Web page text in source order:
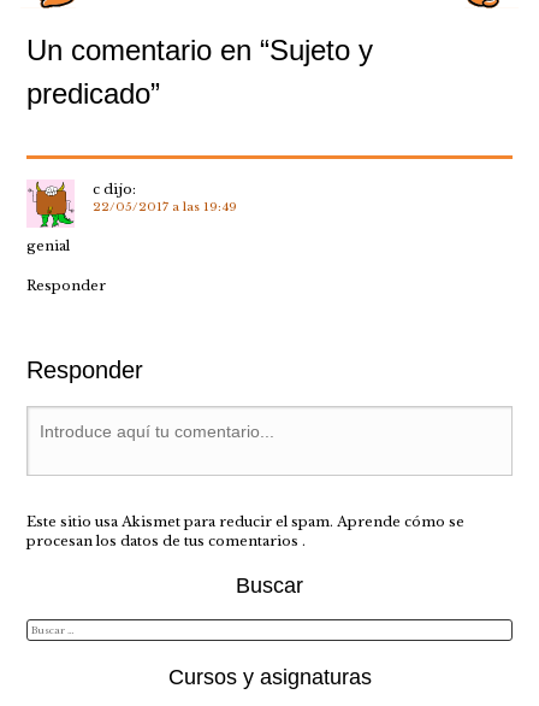
Un comentario en “Sujeto y
predicado”
c dijo:
22/05/2017 a las 19:49
genial
Responder
Responder
Este sitio usa Akismet para reducir el spam. Aprende cómo se
procesan los datos de tus comentarios .
Buscar
Cursos y asignaturas